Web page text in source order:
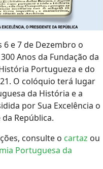
6 e 7 de Dezembro o
Anos da Fundação da
Portugueza e do
O colóquio terá lugar
da História e a
por Sua Excelência o
República.
consulte o cartaz ou
Portuguesa da